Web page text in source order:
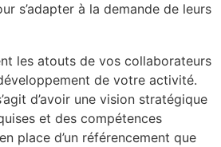
s’adapter à la demande de leurs
les atouts de vos collaborateurs
de votre activité.
d’avoir une vision stratégique
et des compétences
place d’un référencement que